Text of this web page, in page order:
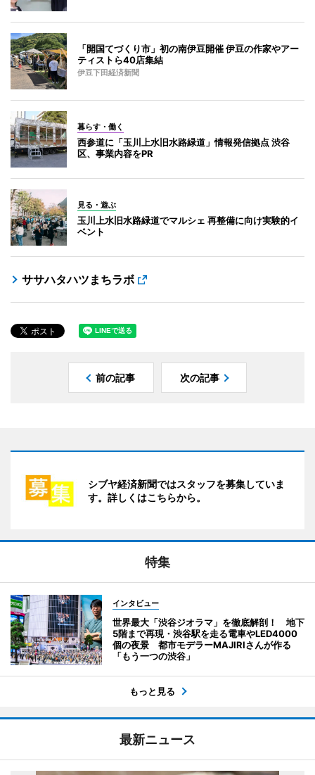
「開国てづくり市」初の南伊豆開催 伊豆の作家やアー
ティストら40店集結
伊豆下田経済新聞
暮らす・働く
西参道に「玉川上水旧水路緑道」情報発信拠点 渋谷
区、事業内容をPR
見る・遊ぶ
玉川上水旧水路緑道でマルシェ 再整備に向け実験的イ
ベント
ササハタハツまちラボ
前の記事 次の記事
シブヤ経済新聞ではスタッフを募集していま
す。詳しくはこちらから。
特集
インタビュー
世界最大「渋谷ジオラマ」を徹底解剖！ 地下
5階まで再現・渋谷駅を走る電車やLED4000
個の夜景 都市モデラーMAJIRIさんが作る
「もう一つの渋谷」
もっと見る
最新ニュース